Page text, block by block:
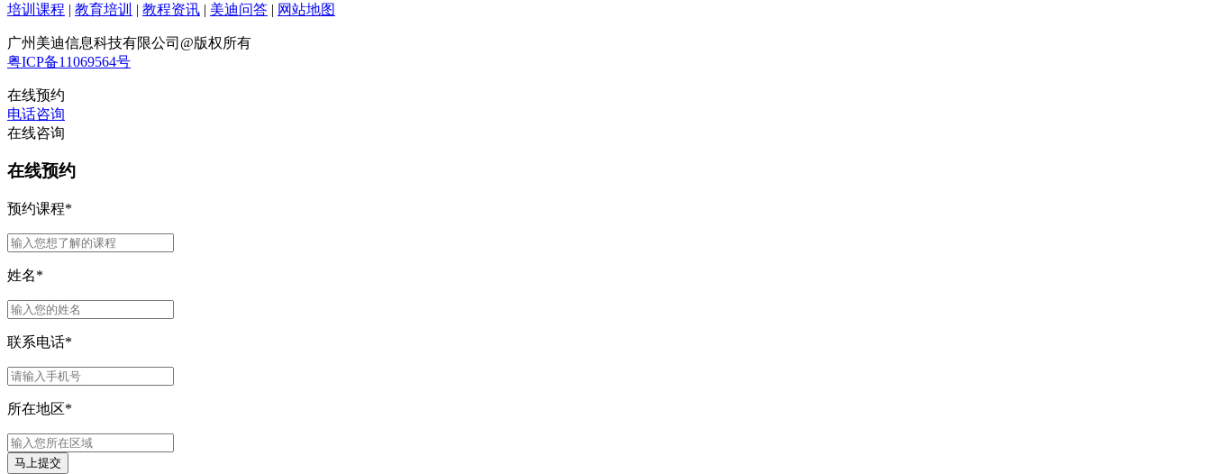
培训课程 | 教育培训 | 教程资讯 | 美迪问答 | 网站地图
广州美迪信息科技有限公司@版权所有
粤ICP备11069564号
在线预约
电话咨询
在线咨询
在线预约
预约课程*
姓名*
联系电话*
所在地区*